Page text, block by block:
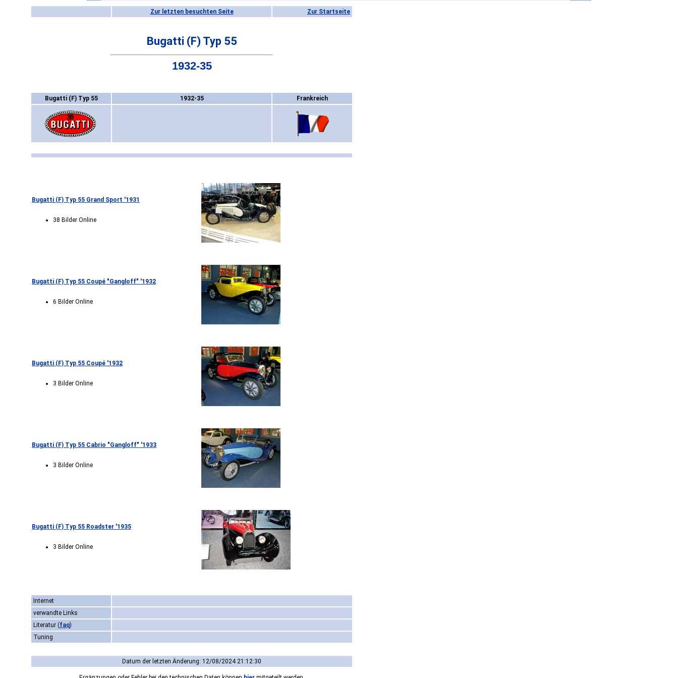
Zur letzten besuchten Seite Zur Startseite
Bugatti (F) Typ 55
1932-35
Bugatti (F) Typ 55 1932-35 Frankreich
Bugatti (F) Typ 55 Grand Sport '1931
38 Bilder Online
Bugatti (F) Typ 55 Coupé "Gangloff" '1932
6 Bilder Online
Bugatti (F) Typ 55 Coupé '1932
3 Bilder Online
Bugatti (F) Typ 55 Cabrio "Gangloff" '1933
3 Bilder Online
Bugatti (F) Typ 55 Roadster '1935
3 Bilder Online
Internet
verwandte Links
Literatur (faq)
Tuning
Datum der letzten Änderung: 12/08/2024 21:12:30